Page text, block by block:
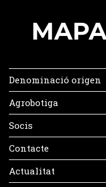
Denominació origen
Agrobotiga
Socis
Contacte
Actualitat